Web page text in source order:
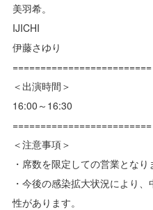
美羽希。
IJICHI
伊藤さゆり
=========================
＜出演時間＞
16:00～16:30
=========================
＜注意事項＞
・席数を限定しての営業となり
・今後の感染拡大状況により
性があります。